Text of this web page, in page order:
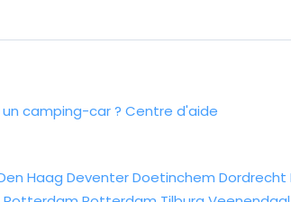
camping-car ? Centre d'aide
Haag DeventerDoetinchem Dordrecht